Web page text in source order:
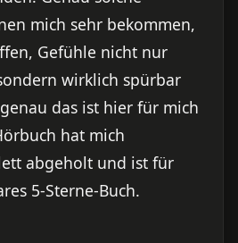
mich sehr bekommen,
Gefühle nicht nur
wirklich spürbar
das ist hier für mich
hat mich
abgeholt und ist für
5-Sterne-Buch.